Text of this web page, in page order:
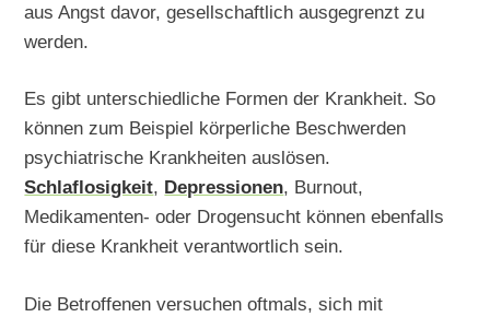
aus Angst davor, gesellschaftlich ausgegrenzt zu
werden.
Es gibt unterschiedliche Formen der Krankheit. So
können zum Beispiel körperliche Beschwerden
psychiatrische Krankheiten auslösen.
Schlaflosigkeit, Depressionen, Burnout,
Medikamenten- oder Drogensucht können ebenfalls
für diese Krankheit verantwortlich sein.
Die Betroffenen versuchen oftmals, sich mit